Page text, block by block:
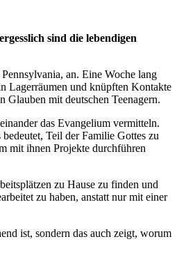
sind die lebendigen
an. Eine Woche lang
Lagerräumen und knüpften Kontakte
mit deutschen Teenagern.
das Evangelium vermitteln.
Teil der Familie Gottes zu
mit ihnen Projekte durchführen
zu Hause zu finden und
zu haben, anstatt nur mit einer
ist, sondern das auch zeigt, worum